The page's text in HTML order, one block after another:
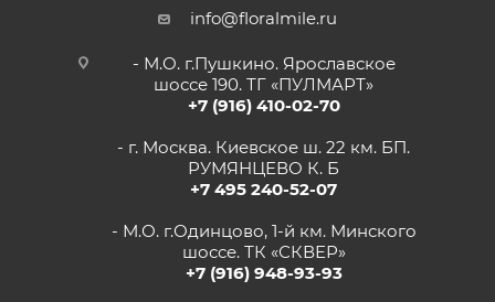
info@floralmile.ru
- М.О. г.Пушкино. Ярославское
шоссе 190. ТГ «ПУЛМАРТ»
+7 (916) 410-02-70
- г. Москва. Киевское ш. 22 км. БП.
РУМЯНЦЕВО К. Б
+7 495 240-52-07
- М.О. г.Одинцово, 1-й км. Минского
шоссе. ТК «СКВЕР»
+7 (916) 948-93-93